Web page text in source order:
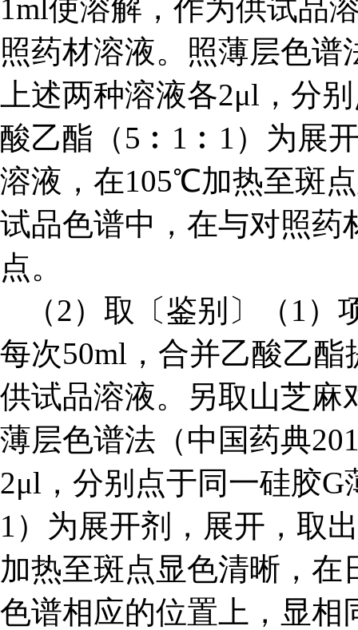
1ml使溶解，作为供试品
照药材溶液。照薄层色谱
上述两种溶液各2μl，分
酸乙酯（5︰1︰1）为展
溶液，在105℃加热至斑
试品色谱中，在与对照药
点。
（2）取〔鉴别〕（1
每次50ml，合并乙酸乙
供试品溶液。另取山芝麻
薄层色谱法（中国药典
2μl，分别点于同一硅胶
1）为展开剂，展开，取
加热至斑点显色清晰，
色谱相应的位置上，显相